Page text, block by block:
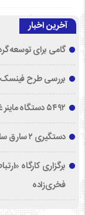
آخرین اخبار
گامی برای توسعه
بررسی طرح فینسک
۵۴۹۲ دستگاه ماینر غیرمجاز در استان سمنان جمع‌آوری شد
دستگیری ۲ سارق سابقه‌دار و کشف خودروی سرقتی در مهدیشهر
برگزاری کارگاه
فخری‌زاده